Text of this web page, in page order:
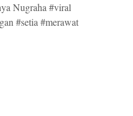
Nugraha #viral
#setia #merawat